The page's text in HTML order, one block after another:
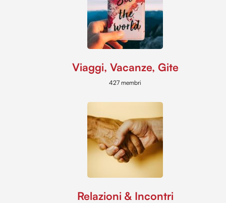
Viaggi, Vacanze, Gite
427 membri
Relazioni & Incontri